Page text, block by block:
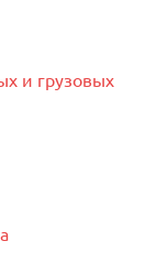
и грузовых